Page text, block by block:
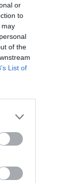
or
to
may
of the
List of
FA Community Shield:
Champions League:
Supercoppa Europea:
Coppa del Mondo per
Come giocherà il
Rivoluzione a
Manchester United,
vola in Liga
United, Yoro chiede
posso dare tanto a
La Juventus ha il si
chiudere